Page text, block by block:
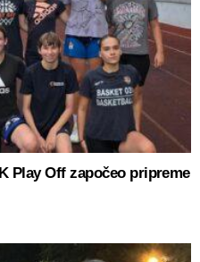
Play Off započeo pripreme